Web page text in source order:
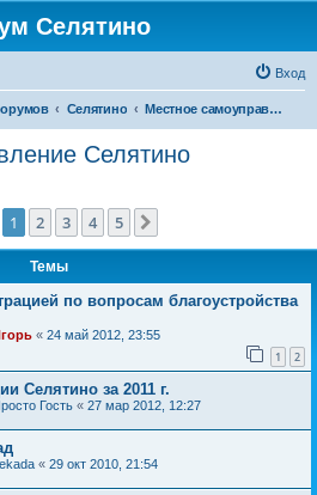
Селятино
Вход
Селятино Местное самоуправление Селятино
Селятино
1 2 3 4 5
Темы
по вопросам благоустройства
« 24 май 2012, 23:55
1 2
Селятино за 2011 г.
Гость « 27 мар 2012, 12:27
« 29 окт 2010, 21:54